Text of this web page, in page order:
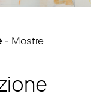
- Mostre